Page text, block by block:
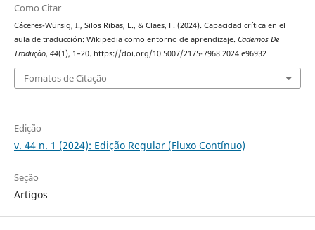
Como Citar
Cáceres-Würsig, I., Silos Ribas, L., & Claes, F. (2024). Capacidad crítica en el
aula de traducción: Wikipedia como entorno de aprendizaje. Cadernos De
Tradução, 44(1), 1–20. https://doi.org/10.5007/2175-7968.2024.e96932
Fomatos de Citação
Edição
v. 44 n. 1 (2024): Edição Regular (Fluxo Contínuo)
Seção
Artigos